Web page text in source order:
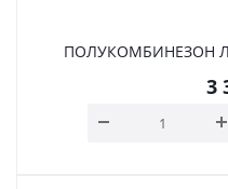
ПОЛУКОМБИНЕЗОН
3